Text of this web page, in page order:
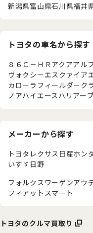
新潟県富山県石川県福井
トヨタの車名から探す
８６ Ｃ－ＨＲ アクアアル
ヴォクシーエスクァイア
カローラフィールダーク
ノアハイエース ハリアー
メーカーから探す
トヨタ レクサス 日産ホン
いすゞ 日野
フォルクスワーゲンアウ
フィアット スマート
トヨタのクルマ買取り